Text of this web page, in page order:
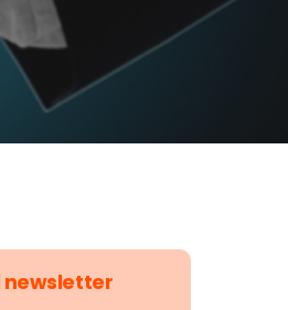
newsletter